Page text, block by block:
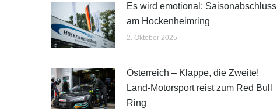
Es wird emotional: Saisonabschluss
am Hockenheimring
2. Oktober 2025
Österreich – Klappe, die Zweite!
Land-Motorsport reist zum Red Bull
Ring